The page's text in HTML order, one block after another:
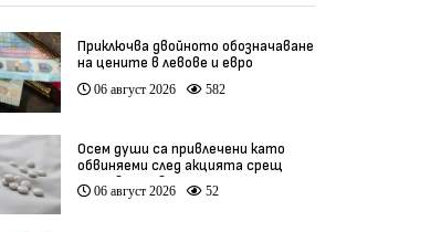
Приключва двойното обозначаване
на цените в левове и евро
06 август 2026 582
Осем души са привлечени като
обвиняеми след акцията срещ
производство на фентанил
06 август 2026 52